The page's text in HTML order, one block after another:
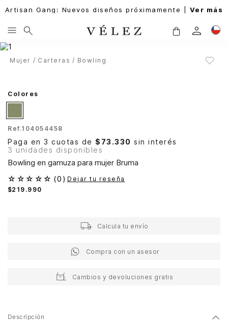
Artisan Gang: Nuevos diseños próximamente | Ver más
Mujer Carteras Bowling
Colores
Ref.104054458
Paga en 3 cuotas de $73.330 sin interés
3 unidades disponibles
Bowling en gamuza para mujer Bruma
☆ ☆ ☆ ☆ ☆ (0 ) Dejar tu reseña
$219 .990
Calcula tu envío
Compra con un asesor
Cambios y devoluciones gratis
Descripción